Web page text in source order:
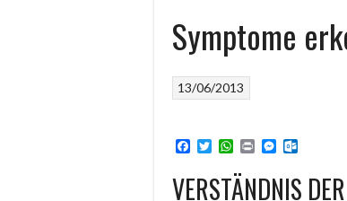
Symptome
13/06/2013
Facebook
TwitterWhatsApp
PrintMessenger
VERSTÄNDNIS